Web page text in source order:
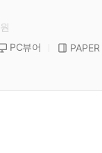
PC뷰어 PAPER